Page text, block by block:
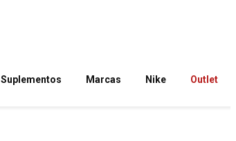
Suplementos Marcas Nike Outlet